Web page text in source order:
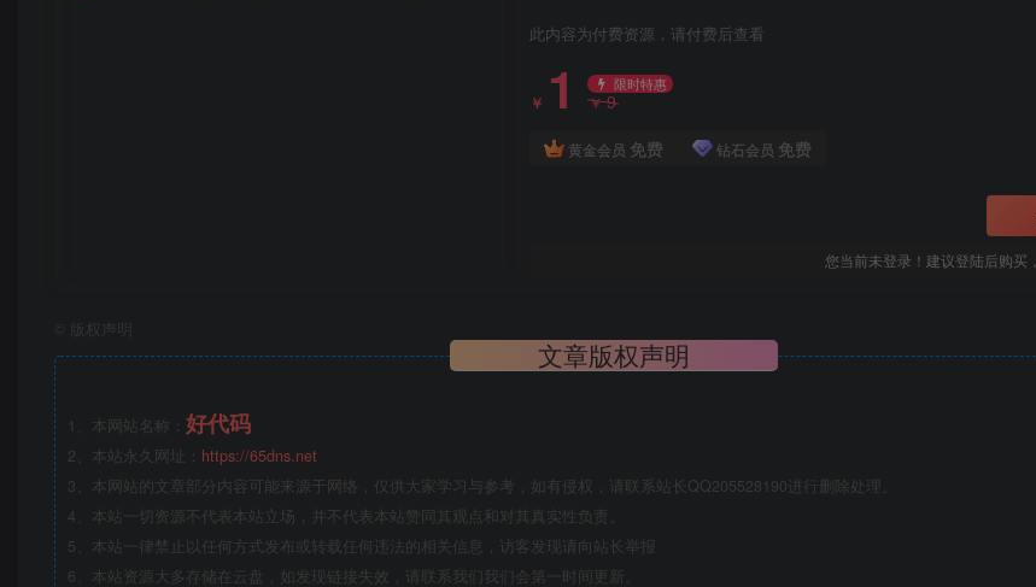
此内容为付费资源，请付费后查看
￥ 1 限时特惠
￥9
黄金会员 免费 钻石会员 免费
您当前未登录！建议登陆后购买
版权声明
文章版权声明
1、本网站名称： 好代码
2、本站永久网址： https://65dns.net
3、本网站的文章部分内容可能来源于网络，仅供大家学习与参考，如有侵权，请联系站长QQ205528190进行删除处理。
4、本站一切资源不代表本站立场，并不代表本站赞同其观点和对其真实性负责。
5、本站一律禁止以任何方式发布或转载任何违法的相关信息，访客发现请向站长举报
6、本站资源大多存储在云盘，如发现链接失效，请联系我们我们会第一时间更新。